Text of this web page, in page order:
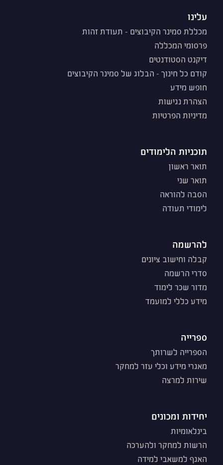
עלינו
מכללת סמינר הקיבוצים - תעודת זהות
פרסומי המכללה
דיקנט הסטודנטים
קודם כל חינוך - הבלוג של סמינר הקיבוצים
חופש מידע
הצהרת נגישות
מדיניות הפרטיות
תוכניות הלימודים
תואר ראשון
תואר שני
הסבה להוראה
לימודי תעודה
להרשמה
קבלה וחישוב ציונים
סדרי הרשמה
מדור שכר לימוד
מידע כללי למועמד
ספרייה
הספרייה לשרותך
מאגרי מידע וכלי עזר למחקר
שירות למרצה
יחידות ומכונים
בינלאומיות
הרשות למחקר ולהערכה
האגף למשאבי למידה